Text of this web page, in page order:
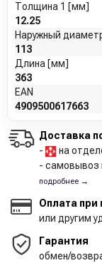
Толщина 1 [мм]
12.25
Наружный
113
Длина [мм]
363
EAN
4909500617663
Доставка
-
на
- самовывоз
подробнее →
Оплата при
или другим
Гарантия
обмен/